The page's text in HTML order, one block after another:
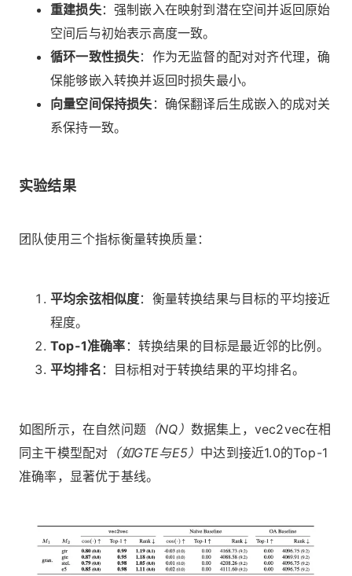
重建损失：强制嵌入在映射到潜在空间并返回原始
空间后与初始表示高度一致。
循环一致性损失：作为无监督的配对对齐代理，确
保能够嵌入转换并返回时损失最小。
向量空间保持损失 ：确保翻译后生成嵌入的成对关
系保持一致。
实验结果
团队使用三个指标衡量转换质量：
平均余弦相似度：衡量转换结果与目标的平均接近
程度。
Top-1准确率 ：转换结果的目标是最近邻的比例。
平均排名 ：目标相对于转换结果的平均排名。
如图所示，在自然问题 （NQ） 数据集上，vec2vec在相
同主干模型配对 （如GTE与E5） 中达到接近1.0的Top-1
准确率，显著优于基线。